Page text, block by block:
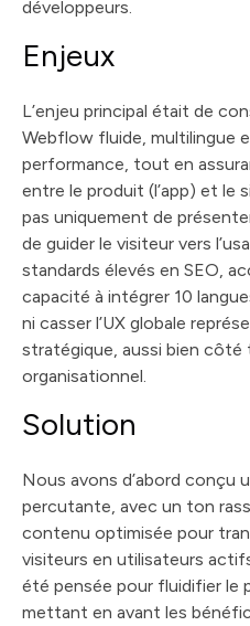
développeurs.
Enjeux
L’enjeu principal était de
Webflow fluide, multilingue
performance, tout en
entre le produit (l’app) et le
pas uniquement de
de guider le visiteur vers
standards élevés en SEO,
capacité à intégrer 10
ni casser l’UX globale
stratégique, aussi bien
organisationnel.
Solution
Nous avons d’abord conçu
percutante, avec un ton
contenu optimisée pour
visiteurs en utilisateurs
été pensée pour fluidifier le
mettant en avant les